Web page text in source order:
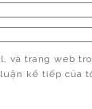
và trang web
kế tiếp của